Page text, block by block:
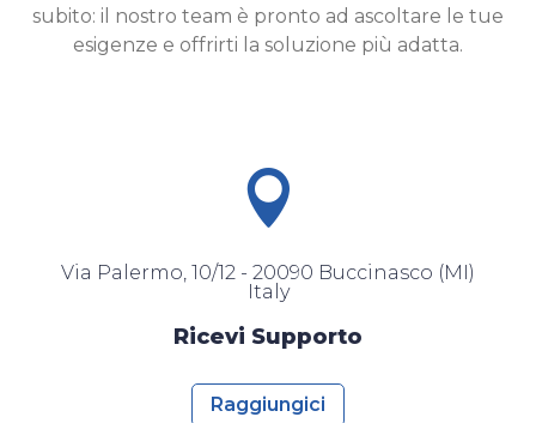
subito: il nostro team è pronto ad ascoltare le tue
esigenze e offrirti la soluzione più adatta.

Ricevi Supporto
Via Palermo, 10/12 - 20090 Buccinasco (MI)
Italy
Raggiungici